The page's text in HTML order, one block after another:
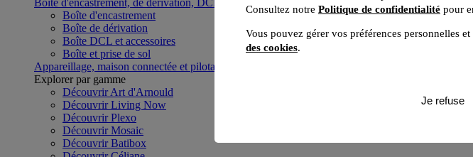
Boîte d'encastrement, de dérivation, DCL et boîte de sol
Boîte d'encastrement
Boîte de dérivation
Boîte DCL et accessoires
Boîte et prise de sol
Appareillage, maison connectée et pilotage du bâtiment
Explorer par gamme
Découvrir Art d'Arnould
Découvrir Living Now
Découvrir Plexo
Découvrir Mosaic
Découvrir Batibox
Consultez notre Politique de confidentialité pour
Vous pouvez gérer vos préférences personnelles et
des cookies.
Je refuse